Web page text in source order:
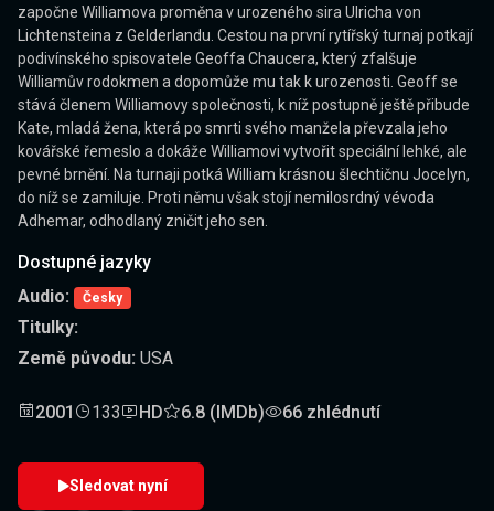
započne Williamova proměna v urozeného sira Ulricha von
Lichtensteina z Gelderlandu. Cestou na první rytířský turnaj potkají
podivínského spisovatele Geoffa Chaucera, který zfalšuje
Williamův rodokmen a dopomůže mu tak k urozenosti. Geoff se
stává členem Williamovy společnosti, k níž postupně ještě přibude
Kate, mladá žena, která po smrti svého manžela převzala jeho
kovářské řemeslo a dokáže Williamovi vytvořit speciální lehké, ale
pevné brnění. Na turnaji potká William krásnou šlechtičnu Jocelyn,
do níž se zamiluje. Proti němu však stojí nemilosrdný vévoda
Adhemar, odhodlaný zničit jeho sen.
Dostupné jazyky
Audio:
Česky
Titulky:
Země původu: USA
2001 133 HD 6.8 (IMDb) 66 zhlédnutí
Sledovat nyní